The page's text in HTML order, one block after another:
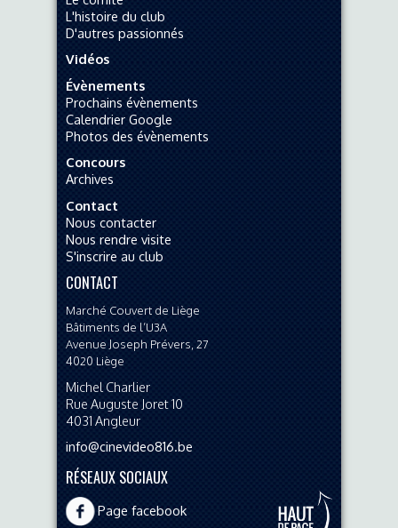
L'histoire du club
D'autres passionnés
Vidéos
Évènements
Prochains évènements
Calendrier Google
Photos des évènements
Concours
Archives
Contact
Nous contacter
Nous rendre visite
S'inscrire au club
CONTACT
Marché Couvert de Liège
Bâtiments de l’U3A
Avenue Joseph Prévers, 27
4020 Liège
Michel Charlier
Rue Auguste Joret 10
4031 Angleur
info@cinevideo816.be
RÉSEAUX SOCIAUX
Page facebook